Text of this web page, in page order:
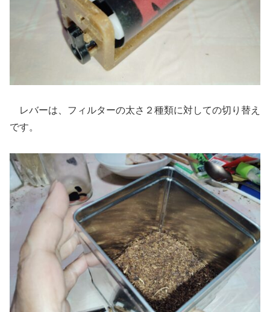
レバーは、フィルターの太さ２種類に対しての切り替え
です。